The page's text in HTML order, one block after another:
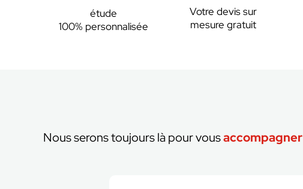
étude
100% personnalisée
Votre devis sur
mesure gratuit
Nous serons toujours là pour vousaccompagner